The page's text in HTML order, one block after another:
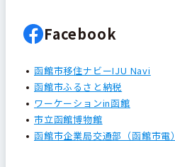
Facebook
函館市移住ナビーIJU Navi
函館市ふるさと納税
ワーケーションin函館
市立函館博物館
函館市企業局交通部（函館市電）